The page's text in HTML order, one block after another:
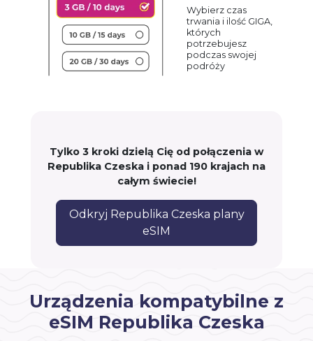
Wybierz czas
trwania i ilość GIGA,
których
potrzebujesz
podczas swojej
podróży
Tylko 3 kroki dzielą Cię od połączenia w
Republika Czeska i ponad 190 krajach na
całym świecie!
Odkryj Republika Czeska plany
eSIM
Urządzenia kompatybilne z
eSIM Republika Czeska